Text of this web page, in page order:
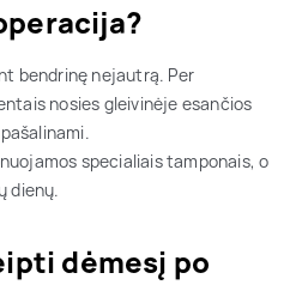
bendrinę nejautrą. Per
nosies gleivinėje esančios
specialiais tamponais, o
dienų.
dėmesį po